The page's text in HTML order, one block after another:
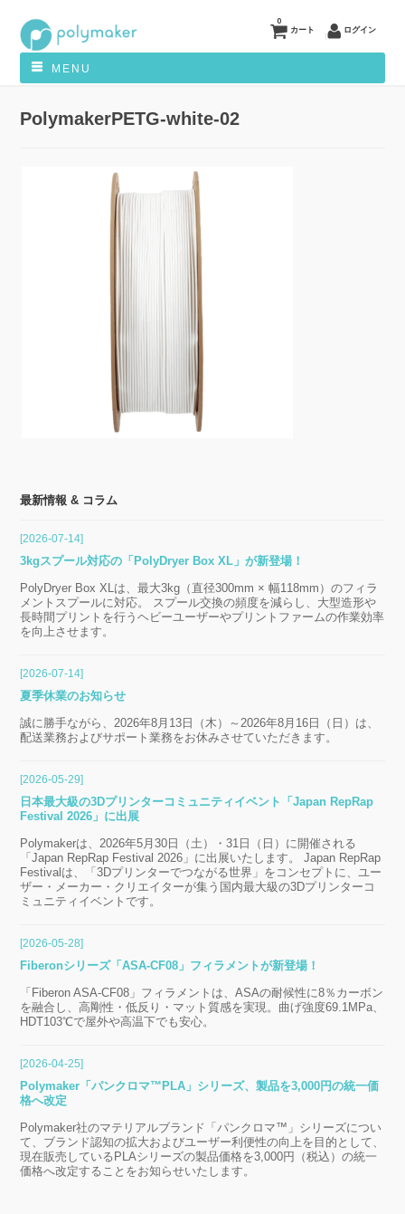
カート
0
ログイン
MENU
PolymakerPETG-white-02
最新情報 & コラム
[2026-07-14]
3kgスプール対応の「PolyDryer Box XL」が新登場！
PolyDryer Box XLは、最大3kg（直径300mm × 幅118mm）のフィラ
メントスプールに対応。 スプール交換の頻度を減らし、大型造形や
長時間プリントを行うヘビーユーザーやプリントファームの作業効率
を向上させます。
[2026-07-14]
夏季休業のお知らせ
誠に勝手ながら、2026年8月13日（木）～2026年8月16日（日）は、
配送業務およびサポート業務をお休みさせていただきます。
[2026-05-29]
日本最大級の3Dプリンターコミュニティイベント「Japan RepRap
Festival 2026」に出展
Polymakerは、2026年5月30日（土）・31日（日）に開催される
「Japan RepRap Festival 2026」に出展いたします。 Japan RepRap
Festivalは、「3Dプリンターでつながる世界」をコンセプトに、ユー
ザー・メーカー・クリエイターが集う国内最大級の3Dプリンターコ
ミュニティイベントです。
[2026-05-28]
Fiberonシリーズ「ASA-CF08」フィラメントが新登場！
「Fiberon ASA-CF08」フィラメントは、ASAの耐候性に8％カーボン
を融合し、高剛性・低反り・マット質感を実現。曲げ強度69.1MPa、
HDT103℃で屋外や高温下でも安心。
[2026-04-25]
Polymaker「パンクロマ™PLA」シリーズ、製品を3,000円の統一価
格へ改定
Polymaker社のマテリアルブランド「パンクロマ™」シリーズについ
て、ブランド認知の拡大およびユーザー利便性の向上を目的として、
現在販売しているPLAシリーズの製品価格を3,000円（税込）の統一
価格へ改定することをお知らせいたします。